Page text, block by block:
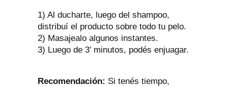
1) Al ducharte, luego del shampoo,
distribuí el producto sobre todo tu pelo.
2) Masajealo algunos instantes.
3) Luego de 3′ minutos, podés enjuagar.
Recomendación: Si tenés tiempo,